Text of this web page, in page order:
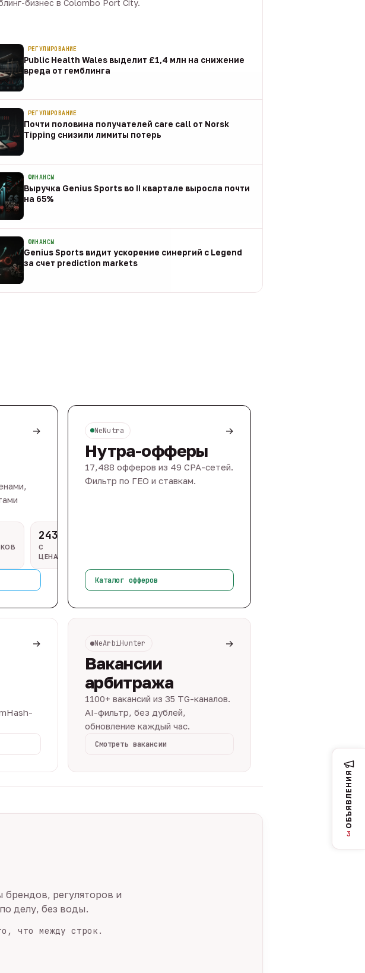
бизнес в Colombo Port City.
РЕГУЛИРОВАНИЕ
Public Health Wales выделит £1,4 млн на снижение
вреда от гемблинга
09 авг
РЕГУЛИРОВАНИЕ
Почти половина получателей care call от Norsk
Tipping снизили лимиты потерь
08 авг
ФИНАНСЫ
Выручка Genius Sports во II квартале выросла почти
на 65%
08 авг
ФИНАНСЫ
Genius Sports видит ускорение синергий с Legend
за счет prediction markets
08 авг
→
243
С
ЦЕНАМИ
NeNutra →
Нутра-офферы
17,488 офферов из 49 CPA-сетей.
Фильтр по ГЕО и ставкам.
Каталог офферов
→ NeArbiHunter →
Вакансии
арбитража
1100+ вакансий из 35 TG-каналов.
AI-фильтр, без дублей,
обновление каждый час.
Смотреть вакансии
регуляторов и
делу, без воды.
что между строк.
ОБЪЯВЛЕНИЯ
3